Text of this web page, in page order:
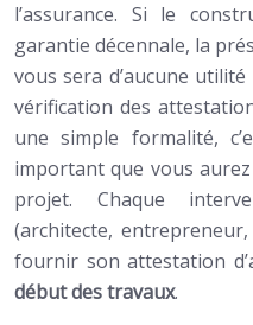
l’assurance. Si le
garantie décennale, la
vous sera d’aucune
vérification des
une simple formalité,
important que vous
projet. Chaque
(architecte,
fournir son attestation
début des travaux.